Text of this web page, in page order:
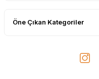
Öne Çıkan Kategoriler